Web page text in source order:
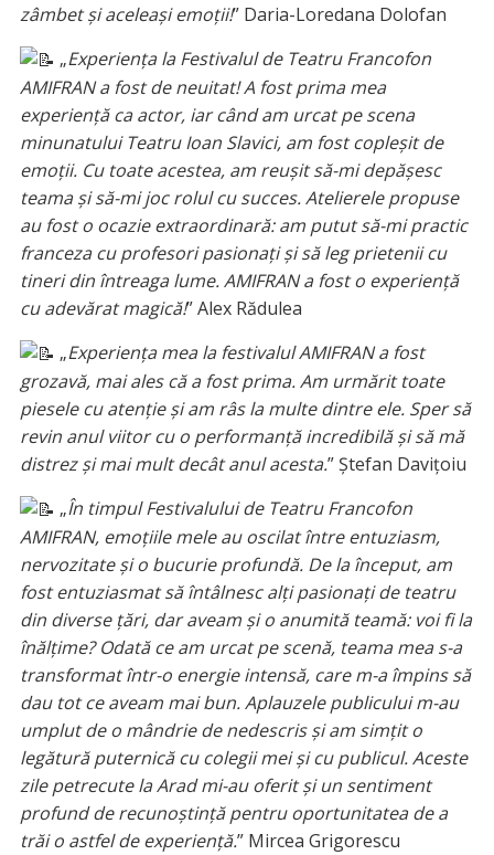
zâmbet și aceleași emoții!” Daria-Loredana Dolofan
„Experiența la Festivalul de Teatru Francofon
AMIFRAN a fost de neuitat! A fost prima mea
experiență ca actor, iar când am urcat pe scena
minunatului Teatru Ioan Slavici, am fost copleșit de
emoții. Cu toate acestea, am reușit să-mi depășesc
teama și să-mi joc rolul cu succes. Atelierele propuse
au fost o ocazie extraordinară: am putut să-mi practic
franceza cu profesori pasionați și să leg prietenii cu
tineri din întreaga lume. AMIFRAN a fost o experiență
cu adevărat magică!” Alex Rădulea
„Experiența mea la festivalul AMIFRAN a fost
grozavă, mai ales că a fost prima. Am urmărit toate
piesele cu atenție și am râs la multe dintre ele. Sper să
revin anul viitor cu o performanță incredibilă și să mă
distrez și mai mult decât anul acesta.” Ștefan Davițoiu
„În timpul Festivalului de Teatru Francofon
AMIFRAN, emoțiile mele au oscilat între entuziasm,
nervozitate și o bucurie profundă. De la început, am
fost entuziasmat să întâlnesc alți pasionați de teatru
din diverse țări, dar aveam și o anumită teamă: voi fi la
înălțime? Odată ce am urcat pe scenă, teama mea s-a
transformat într-o energie intensă, care m-a împins să
dau tot ce aveam mai bun. Aplauzele publicului m-au
umplut de o mândrie de nedescris și am simțit o
legătură puternică cu colegii mei și cu publicul. Aceste
zile petrecute la Arad mi-au oferit și un sentiment
profund de recunoștință pentru oportunitatea de a
trăi o astfel de experiență.” Mircea Grigorescu